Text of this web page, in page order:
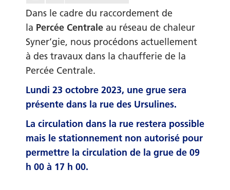
Dans le cadre du raccordement de
la Percée Centrale au réseau de chaleur
Syner’gie, nous procédons actuellement
à des travaux dans la chaufferie de la
Percée Centrale.
Lundi 23 octobre 2023, une grue sera
présente dans la rue des Ursulines.
La circulation dans la rue restera possible
mais le stationnement non autorisé pour
permettre la circulation de la grue de 09
h 00 à 17 h 00.